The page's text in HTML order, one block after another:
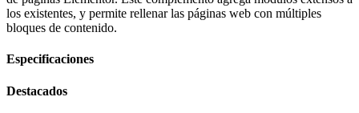
los existentes, y permite rellenar las páginas web con múltiples
bloques de contenido.
Especificaciones
Destacados